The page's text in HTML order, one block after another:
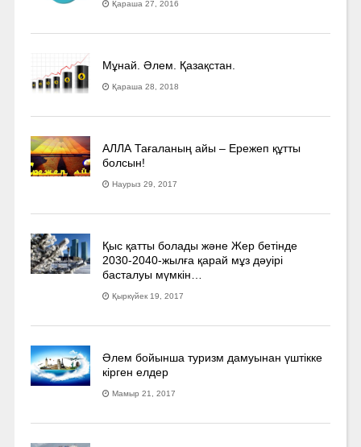
Қараша 27, 2016
Мұнай. Әлем. Қазақстан.
Қараша 28, 2018
АЛЛА Тағаланың айы – Ережеп құтты
болсын!
Наурыз 29, 2017
Қыс қатты болады және Жер бетінде
2030-2040­-жылға қарай мұз дәуірі
басталуы мүмкін…
Қыркүйек 19, 2017
Әлем бойынша туризм дамуынан үштікке
кірген елдер
Мамыр 21, 2017